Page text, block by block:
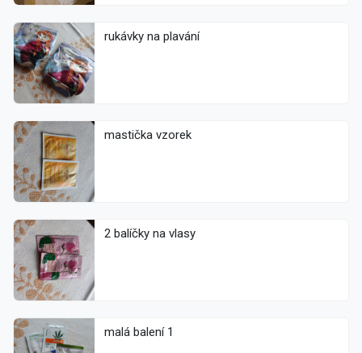
rukávky na plavání
mastička vzorek
2 balíčky na vlasy
malá balení 1